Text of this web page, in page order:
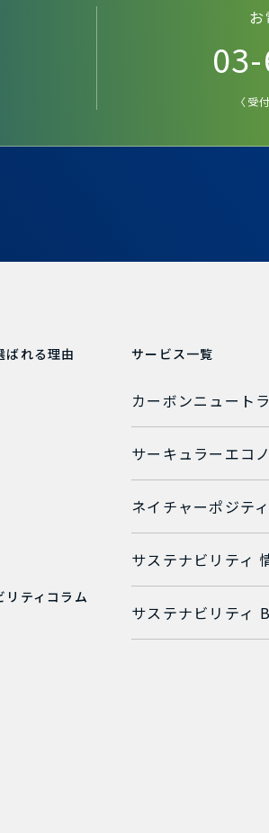
〈受
ばれる理由
リティコラム
サービス一覧
カーボンニュート
サーキュラーエコ
ネイチャーポジテ
サステナビリティ
サステナビリティ